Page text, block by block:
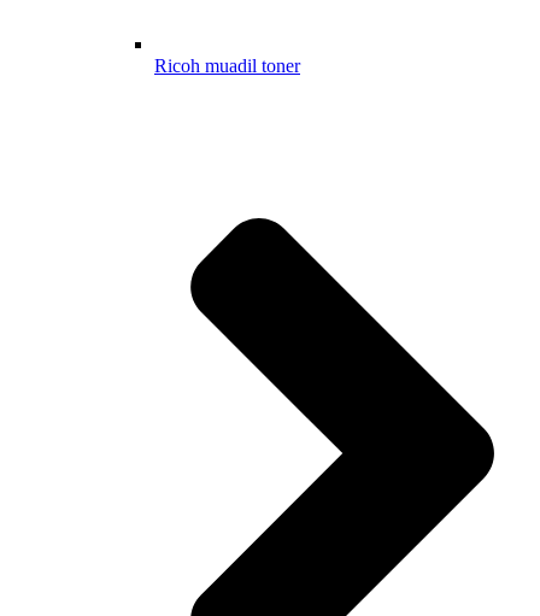
Ricoh muadil toner